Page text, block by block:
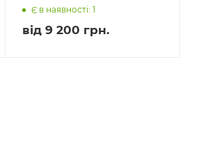
Є в наявності: 1
від 9 200 грн.